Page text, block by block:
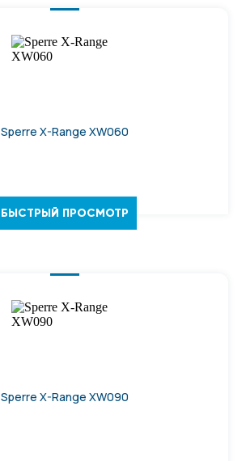
Sperre X-Range XW060
БЫСТРЫЙ ПРОСМОТР
Sperre X-Range XW090